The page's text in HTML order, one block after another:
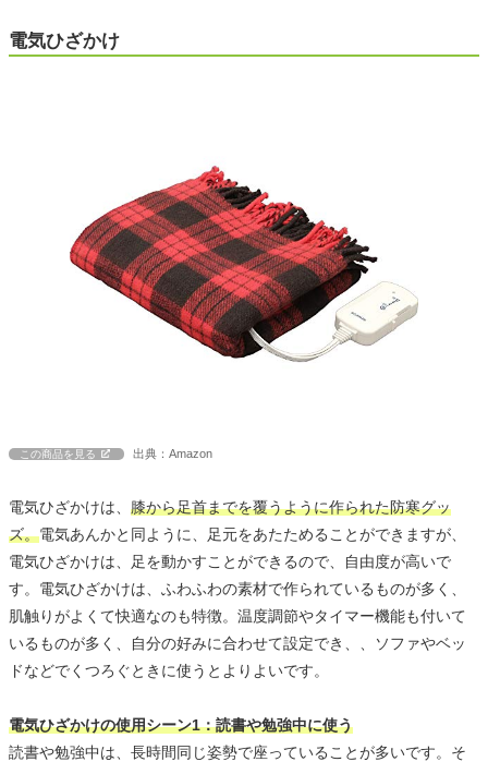
電気ひざかけ
この商品を見る 出典：Amazon
電気ひざかけは、 膝から足首までを覆うように作られた防寒グッ
ズ。電気あんかと同ように、足元をあたためることができますが、
電気ひざかけは、足を動かすことができるので、自由度が高いで
す。電気ひざかけは、ふわふわの素材で作られているものが多く、
肌触りがよくて快適なのも特徴。温度調節やタイマー機能も付いて
いるものが多く、自分の好みに合わせて設定でき、、ソファやベッ
ドなどでくつろぐときに使うとよりよいです。
電気ひざかけの使用シーン1：読書や勉強中に使う
読書や勉強中は、長時間同じ姿勢で座っていることが多いです。そ